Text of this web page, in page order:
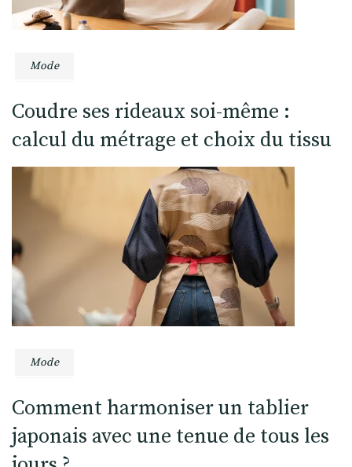
Mode
Coudre ses rideaux soi-même :
calcul du métrage et choix du tissu
Mode
Comment harmoniser un tablier
japonais avec une tenue de tous les